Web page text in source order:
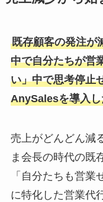
既存顧客の発注が
中で自分たちが営
い」中で思考停止
AnySalesを導入
売上がどんどん減
ま会長の時代の既
「自分たちも営
に特化した営業代